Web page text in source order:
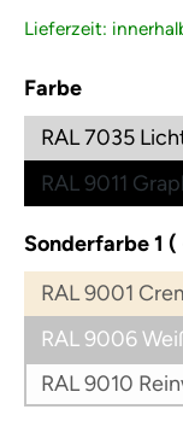
Lieferzeit:
Farbeauswählen
RAL 7035
RAL 9011
Sonderfarbe 1
RAL 9001
RAL 9006
RAL 9010